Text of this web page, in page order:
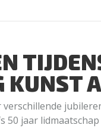
KUNST
50 jaar